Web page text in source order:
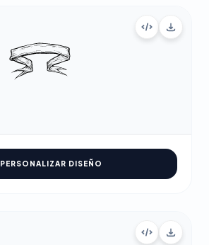
PERSONALIZAR DISEÑO